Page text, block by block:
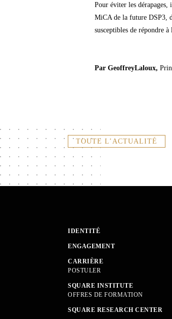
Pour éviter les
MiCA de la future DSP3,
susceptibles de répondre à
Par GeoffreyLaloux,
TOUTE L’ACTUALITÉ
IDENTITÉ
ENGAGEMENT
CARRIÈRE
POSTULER
SQUARE INSTITUTE
OFFRES DE FORMATION
SQUARE RESEARCH CENTER